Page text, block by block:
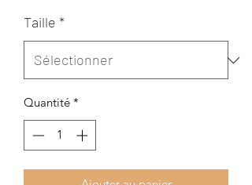
Taille *
Quantité *